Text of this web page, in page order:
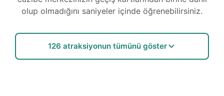
olup olmadığını saniyeler içinde öğrenebilirsiniz.
126 atraksiyonun tümünü göster